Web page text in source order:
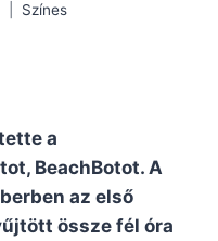
Színes
a
BeachBotot. A
az első
össze fél óra